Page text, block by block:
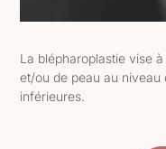
La blépharoplastie vise
et/ou de peau au niveau
inférieures.